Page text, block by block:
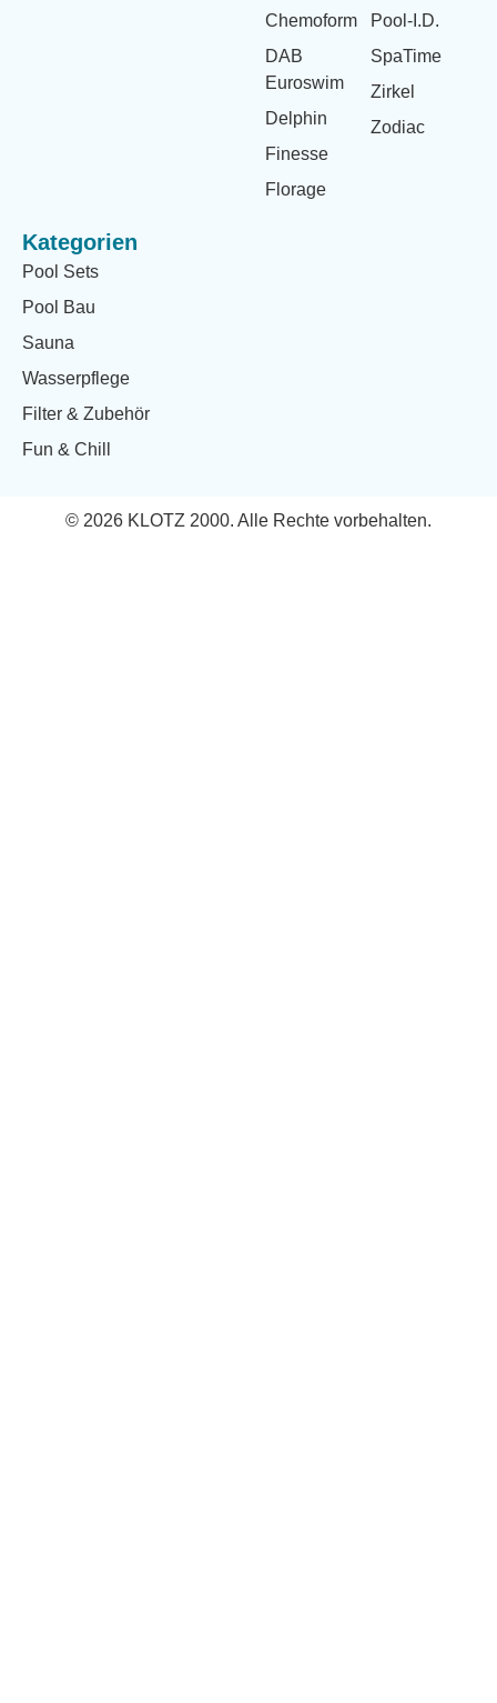
Chemoform
DAB
Euroswim
Delphin
Finesse
Florage
Pool-I.D.
SpaTime
Zirkel
Zodiac
Kategorien
Pool Sets
Pool Bau
Sauna
Wasserpflege
Filter & Zubehör
Fun & Chill
© 2026 KLOTZ 2000. Alle Rechte vorbehalten.